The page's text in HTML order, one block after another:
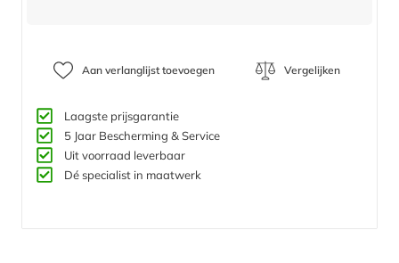
Aan verlanglijst toevoegen Vergelijken
Laagste prijsgarantie
5 Jaar Bescherming & Service​
Uit voorraad leverbaar
Dé specialist in maatwerk